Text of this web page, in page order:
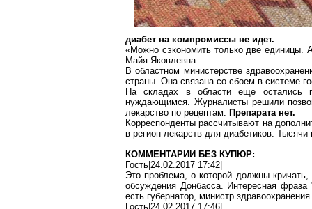
диабет на компромиссы не идет.
«Можно сэкономить только две
Майя Яковлевна.
В областном министерстве
страны. Она связана со сбоем в системе
На складах в области еще остались
нуждающимся. Журналисты решили
лекарство по рецептам. Препарата нет.
Корреспонденты рассчитывают на
в регион лекарств для диабетиков. Тысячи
КОММЕНТАРИИ БЕЗ КУПЮР:
Гость|24.02.2017 17:42|
Это проблема, о которой должны кричать,
обсуждения Донбасса. Интересная
есть губернатор, министр
Гость|24.02.2017 17:46|